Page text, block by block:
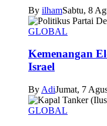
By ilhamSabtu, 8
GLOBAL
Kemenangan
Israel
By AdiJumat, 7
GLOBAL